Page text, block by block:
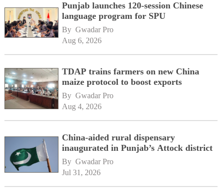
Punjab launches 120-session Chinese
language program for SPU
By Gwadar Pro
Aug 6, 2026
TDAP trains farmers on new China
maize protocol to boost exports
By Gwadar Pro
Aug 4, 2026
China-aided rural dispensary
inaugurated in Punjab’s Attock district
By Gwadar Pro
Jul 31, 2026